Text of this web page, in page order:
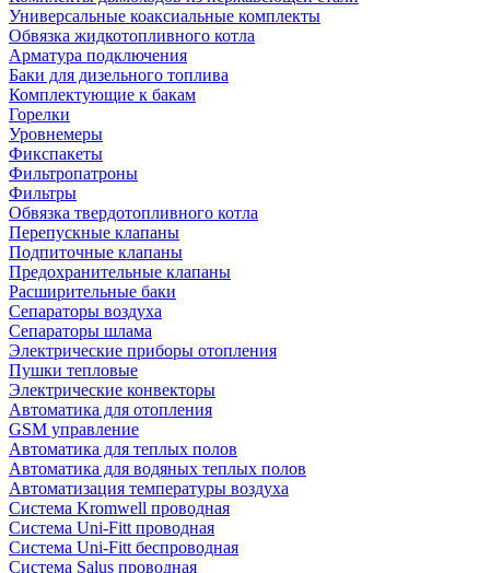
Универсальные коаксиальные комплекты
Обвязка жидкотопливного котла
Арматура подключения
Баки для дизельного топлива
Комплектующие к бакам
Горелки
Уровнемеры
Фикспакеты
Фильтропатроны
Фильтры
Обвязка твердотопливного котла
Перепускные клапаны
Подпиточные клапаны
Предохранительные клапаны
Расширительные баки
Сепараторы воздуха
Сепараторы шлама
Электрические приборы отопления
Пушки тепловые
Электрические конвекторы
Автоматика для отопления
GSM управление
Автоматика для теплых полов
Автоматика для водяных теплых полов
Автоматизация температуры воздуха
Система Kromwell проводная
Система Uni-Fitt проводная
Система Uni-Fitt беспроводная
Система Salus проводная